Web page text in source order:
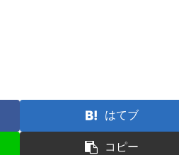
はてブ
コピー